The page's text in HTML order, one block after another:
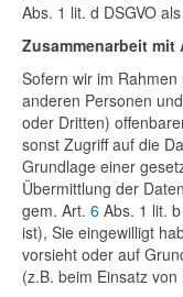
Abs. 1 lit. d DSGVO
Zusammenarbeit
Sofern wir im
anderen Personen
oder Dritten)
sonst Zugriff auf die
Grundlage einer
Übermittlung der
gem. Art. 6 Abs. 1 lit.
ist), Sie eingewilligt
vorsieht oder auf
(z.B. beim Einsatz